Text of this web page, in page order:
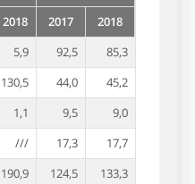
2018 2017
2018
5,9 92,5
85,3
130,5 44,0
45,2
1,1 9,5
9,0
/// 17,3
17,7
190,9 124,5
133,3